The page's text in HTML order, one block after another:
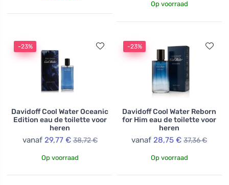
Op voorraad
-23%
Davidoff Cool Water Oceanic
Edition eau de toilette voor
heren
vanaf 29,77 € 38,72 €
Op voorraad
-23%
Davidoff Cool Water Reborn
for Him eau de toilette voor
heren
vanaf 28,75 € 37,36 €
Op voorraad